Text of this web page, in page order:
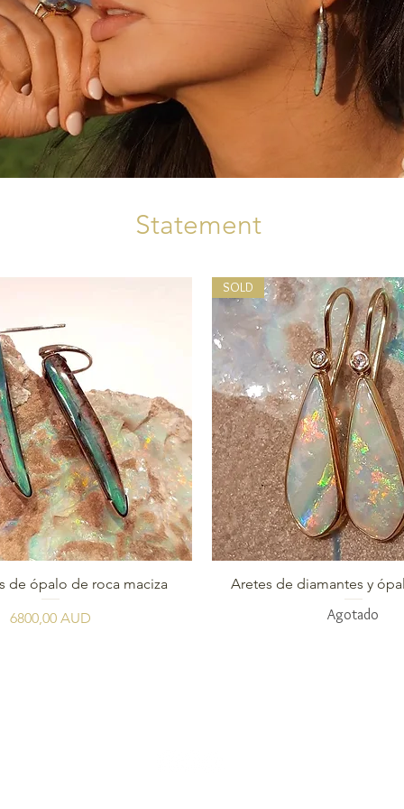
Vista rápida
de ópalo de roca maciza
Precio
6800,00 AUD
Vista rápida
SOLD
Aretes de diamantes y
Agotado
Statement